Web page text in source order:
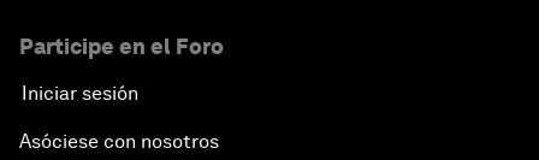
Participe en el Foro
Iniciar sesión
Asóciese con nosotros